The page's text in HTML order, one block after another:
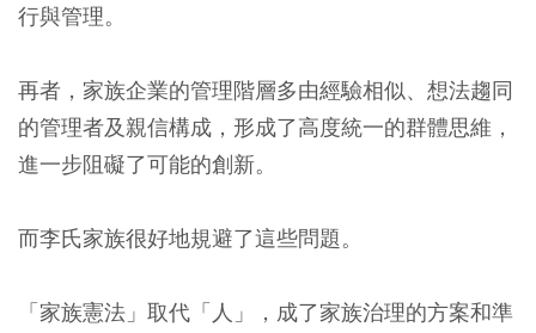
行與管理。
再者，家族企業的管理階層多由經驗相似、想法趨同
的管理者及親信構成，形成了高度統一的群體思維，
進一步阻礙了可能的創新。
而李氏家族很好地規避了這些問題。
「家族憲法」取代「人」，成了家族治理的方案和準